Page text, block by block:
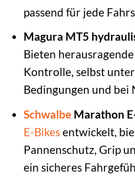
passend für jede
Magura MT5
Bieten
Kontrolle, selbst
Bedingungen und bei
SchwalbeMarathon
E-Bikesentwickelt,
Pannenschutz, Grip
ein sicheres